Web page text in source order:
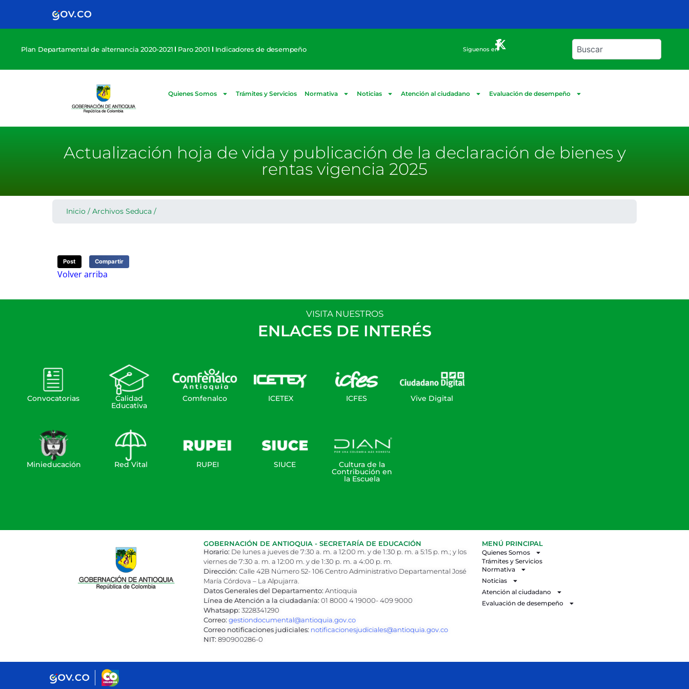
Plan Departamental de alternancia 2020-2021 Paro 2001 Indicadores de desempeño Siguenos en
Quienes Somos Trámites y Servicios Normativa Noticias Atención al ciudadano Evaluación de desempeño
Actualización hoja de vida y publicación de la declaración de bienes y
rentas vigencia 2025
Inicio / Archivos Seduca /
Post Compartir
Volver arriba
VISITA NUESTROS
ENLACES DE INTERÉS
Convocatorias Calidad
Educativa
Comfenalco ICETEX ICFES Vive Digital
Minieducación Red Vital RUPEI SIUCE Cultura de la
Contribución en
la Escuela
GOBERNACIÓN DE ANTIOQUIA - SECRETARÍA DE EDUCACIÓN
Horario: De lunes a jueves de 7:30 a. m. a 12:00 m. y de 1:30 p. m. a 5:15 p. m.; y los
viernes de 7:30 a. m. a 12:00 m. y de 1:30 p. m. a 4:00 p. m.
Dirección: Calle 42B Número 52- 106 Centro Administrativo Departamental José
María Córdova – La Alpujarra.
Datos Generales del Departamento: Antioquia
Línea de Atención a la ciudadanía: 01 8000 4 19000- 409 9000
Whatsapp: 3228341290
Correo: gestiondocumental@antioquia.gov.co
Correo notificaciones judiciales: notificacionesjudiciales@antioquia.gov.co
NIT: 890900286-0
MENÚ PRINCIPAL
Quienes Somos
Trámites y Servicios
Normativa
Noticias
Atención al ciudadano
Evaluación de desempeño